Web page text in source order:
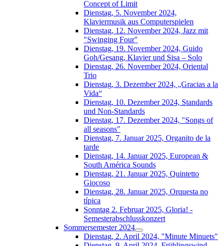
Concept of Limit
Dienstag, 5. November 2024,
Klaviermusik aus Computerspielen
Dienstag, 12. November 2024, Jazz mit
"Swinging Four"
Dienstag, 19. November 2024, Guido
Goh/Gesang, Klavier und Sisa – Solo
Dienstag, 26. November 2024, Oriental
Trio
Dienstag, 3. Dezember 2024, „Gracias a la
Vida“
Dienstag, 10. Dezember 2024, Standards
und Non-Standards
Dienstag, 17. Dezember 2024, "Songs of
all seasons"
Dienstag, 7. Januar 2025, Organito de la
tarde
Dienstag, 14. Januar 2025, European &
South América Sounds
Dienstag, 21. Januar 2025, Quintetto
Giocoso
Dienstag, 28. Januar 2025, Orquesta no
típica
Sonntag 2. Februar 2025, Gloria! -
Semesterabschlusskonzert
Sommersemester 2024
Dienstag, 2. April 2024, "Minute Minuets"